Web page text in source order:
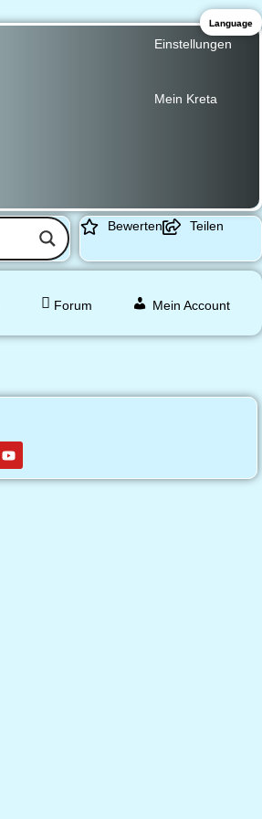
Einstellungen
Mein Kreta
Bewerten Teilen
Forum Mein Account
Language